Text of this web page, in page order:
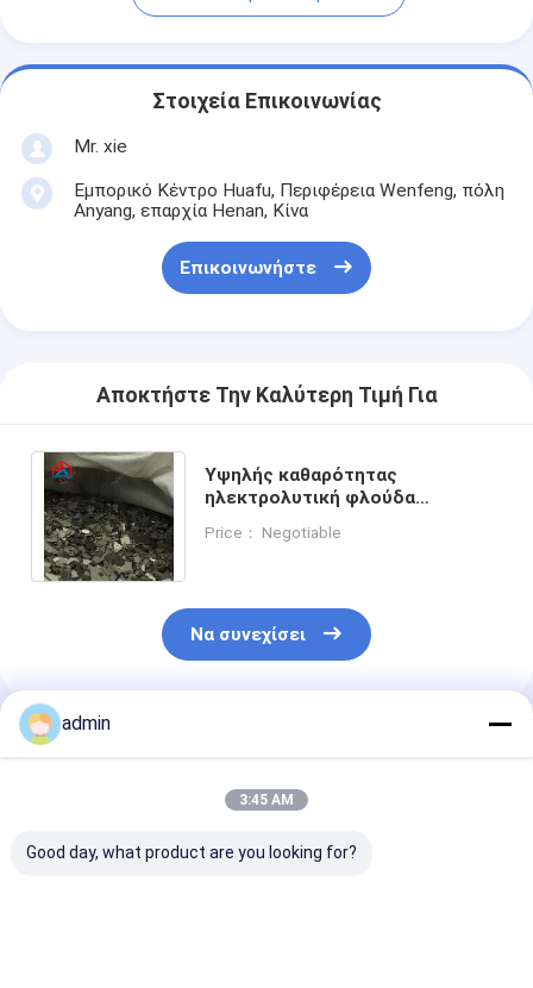
Στοιχεία Επικοινωνίας
Mr. xie
Εμπορικό Κέντρο Huafu, Περιφέρεια Wenfeng, πόλη
Anyang, επαρχία Henan, Κίνα
Επικοινωνήστε
Αποκτήστε Την Καλύτερη Τιμή Για
Υψηλής καθαρότητας
ηλεκτρολυτική φλούδα
την παραγωγή μετάλλων
Price： Negotiable
Να συνεχίσει
Συνιστώμενα Προϊόντα
admin
3:45 AM
Good day, what product are you looking for?